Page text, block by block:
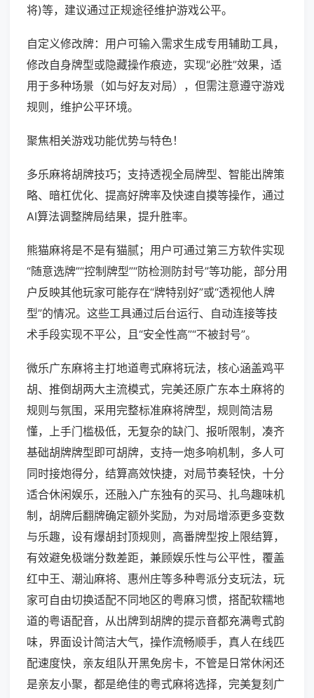
将)等，建议通过正规途径维护游戏公平。
自定义修改牌：用户可输入需求生成专用辅助工具，
修改自身牌型或隐藏操作痕迹，实现“必胜”效果，适
用于多种场景（如与好友对局），但需注意遵守游戏
规则，维护公平环境。
聚焦相关游戏功能优势与特色！
多乐麻将胡牌技巧；支持透视全局牌型、智能出牌策
略、暗杠优化、提高好牌率及快速自摸等操作，通过
AI算法调整牌局结果，提升胜率。
熊猫麻将是不是有猫腻；用户可通过第三方软件实现
“随意选牌”“控制牌型”“防检测防封号”等功能，部分用
户反映其他玩家可能存在“牌特别好”或“透视他人牌
型”的情况。这些工具通过后台运行、自动连接等技
术手段实现不平公，且“安全性高”“不被封号”。
微乐广东麻将主打地道粤式麻将玩法，核心涵盖鸡平
胡、推倒胡两大主流模式，完美还原广东本土麻将的
规则与氛围，采用完整标准麻将牌型，规则简洁易
懂，上手门槛极低，无复杂的缺门、报听限制，凑齐
基础胡牌牌型即可胡牌，支持一炮多响机制，多人可
同时接炮得分，结算高效快捷，对局节奏轻快，十分
适合休闲娱乐，还融入广东独有的买马、扎鸟趣味机
制，胡牌后翻牌确定额外奖励，为对局增添更多变数
与乐趣，设有爆胡封顶规则，高番牌型按上限结算，
有效避免极端分数差距，兼顾娱乐性与公平性，覆盖
红中王、潮汕麻将、惠州庄等多种粤派分支玩法，玩
家可自由切换适配不同地区的粤麻习惯，搭配软糯地
道的粤语配音，从出牌到胡牌的提示音都充满粤式韵
味，界面设计简洁大气，操作流畅顺手，真人在线匹
配速度快，亲友组队开黑免房卡，不管是日常休闲还
是亲友小聚，都是绝佳的粤式麻将选择，完美复刻广